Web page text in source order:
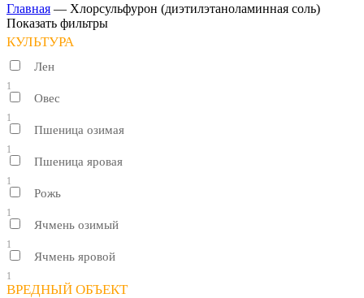
Главная — Хлорсульфурон (диэтилэтаноламинная соль)
Показать фильтры
КУЛЬТУРА
Лен
1
Овес
1
Пшеница озимая
1
Пшеница яровая
1
Рожь
1
Ячмень озимый
1
Ячмень яровой
1
ВРЕДНЫЙ ОБЪЕКТ